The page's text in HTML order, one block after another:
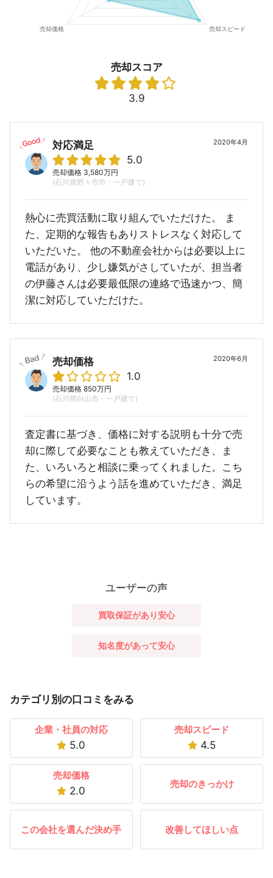
売却スコア
3.9
2020年4月
対応満足
5.0
売却価格 3,580万円
(石川県野々市市・一戸建て)
熱心に売買活動に取り組んでいただけた。 ま
た、定期的な報告もありストレスなく対応して
いただいた。 他の不動産会社からは必要以上に
電話があり、少し嫌気がさしていたが、担当者
の伊藤さんは必要最低限の連絡で迅速かつ、簡
潔に対応していただけた。
2020年6月
売却価格
1.0
売却価格 850万円
(石川県白山市・一戸建て)
査定書に基づき、価格に対する説明も十分で売
却に際して必要なことも教えていただき、ま
た、いろいろと相談に乗ってくれました。こち
らの希望に沿うよう話を進めていただき、満足
しています。
ユーザーの声
買取保証があり安心
知名度があって安心
カテゴリ別の口コミをみる
企業・社員の対応
5.0
売却スピード
4.5
売却価格
2.0
売却のきっかけ
この会社を選んだ決め手 改善してほしい点